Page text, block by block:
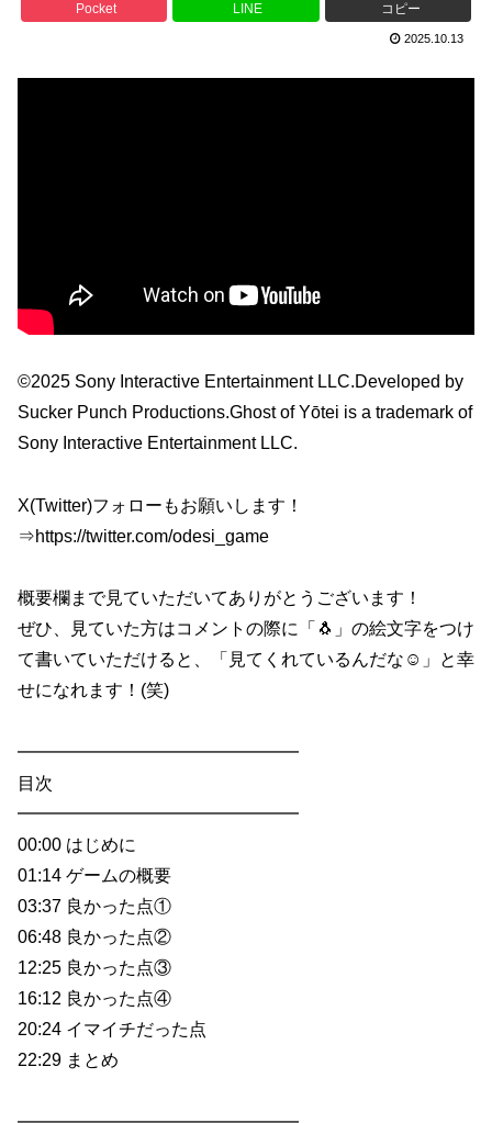
Pocket LINE コピー
2025.10.13
©2025 Sony Interactive Entertainment LLC.Developed by
Sucker Punch Productions.Ghost of Yōtei is a trademark of
Sony Interactive Entertainment LLC.
X(Twitter)フォローもお願いします！
⇒https://twitter.com/odesi_game
概要欄まで見ていただいてありがとうございます！
ぜひ、見ていた方はコメントの際に「🐧」の絵文字をつけ
て書いていただけると、「見てくれているんだな☺️」と幸
せになれます！(笑)
━━━━━━━━━━━━━━━━
目次
━━━━━━━━━━━━━━━━
00:00 はじめに
01:14 ゲームの概要
03:37 良かった点①
06:48 良かった点②
12:25 良かった点③
16:12 良かった点④
20:24 イマイチだった点
22:29 まとめ